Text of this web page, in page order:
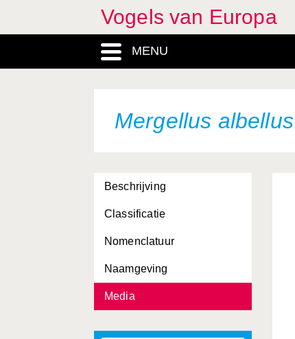
Vogels van Europa
MENU
Mergellus albellus
Beschrijving
Classificatie
Nomenclatuur
Naamgeving
Media